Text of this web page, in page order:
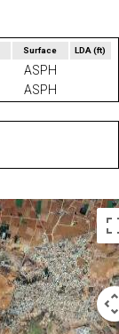
Surface LDA(ft)
ASPH
ASPH